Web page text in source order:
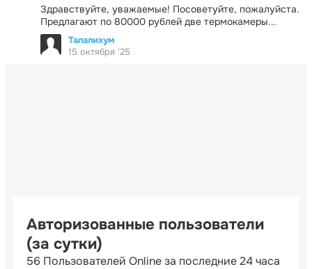
Здравствуйте, уважаемые! Посоветуйте, пожалуйста.
Предлагают по 80000 рублей две термокамеры...
Талалихум
15 октября '25
Авторизованные пользователи
(за сутки)
56 Пользователей Online за последние 24 часа